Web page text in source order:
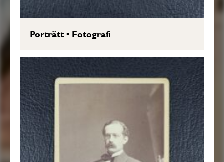
Porträtt• Fotografi